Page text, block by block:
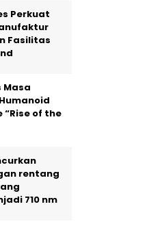
Perkuat
Fasilitas
Masa
“Rise of the
rentang
710 nm